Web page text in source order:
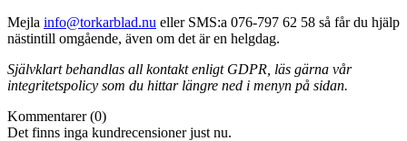
Mejla info@torkarblad.nu eller SMS:a 076-797 62 58 så får du hjälp
nästintill omgående, även om det är en helgdag.
Självklart behandlas all kontakt enligt GDPR, läs gärna vår
integritetspolicy som du hittar längre ned i menyn på sidan.
Kommentarer (0)
Det finns inga kundrecensioner just nu.